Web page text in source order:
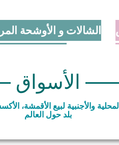
الشالات و الأوشحة
الأسواق
بلد حول العالم